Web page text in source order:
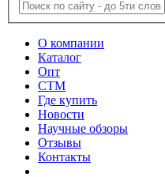
О компании
Каталог
Опт
СТМ
Где купить
Новости
Научные обзоры
Отзывы
Контакты